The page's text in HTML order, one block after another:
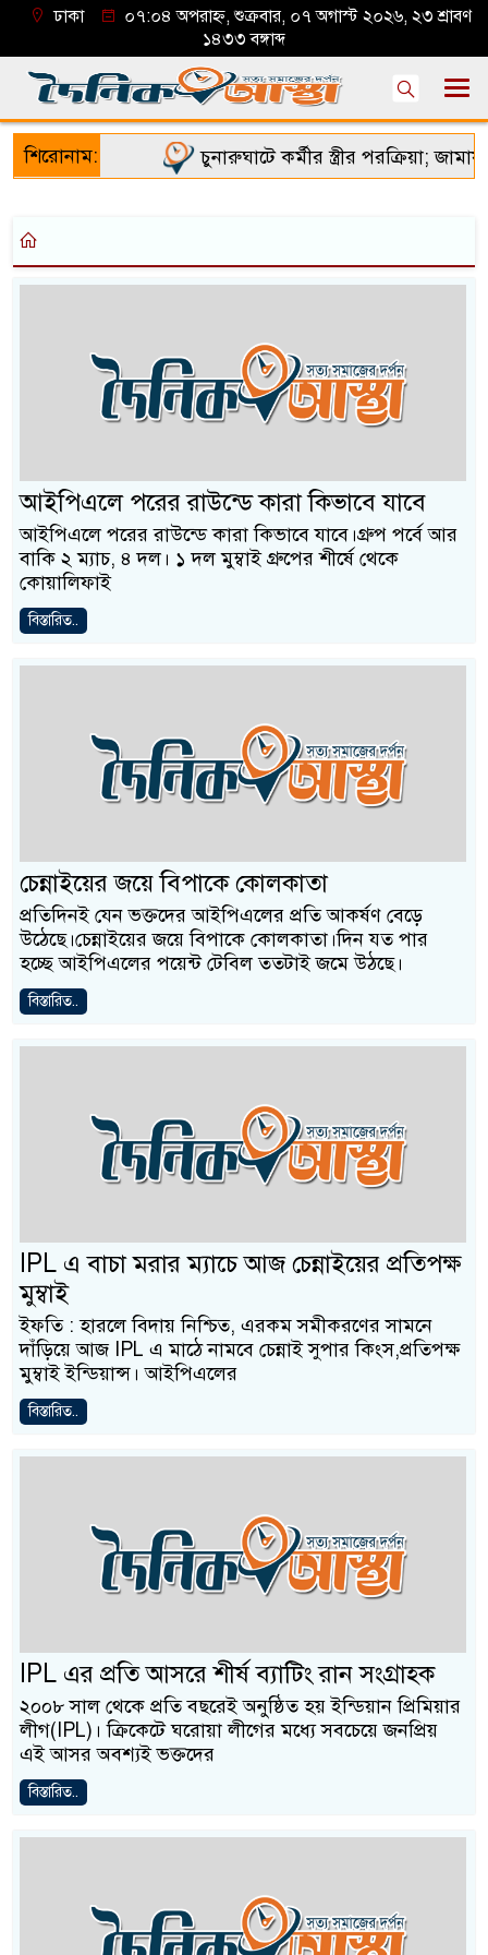
ঢাকা
০৭:০৪ অপরাহ্ন, শুক্রবার, ০৭ অগাস্ট ২০২৬, ২৩ শ্রাবণ
১৪৩৩ বঙ্গাব্দ
শিরোনাম: চুনারুঘাটে কর্মীর স্ত্রীর পরক্রিয়া; জামায়াত
আইপিএলে পরের রাউন্ডে কারা কিভাবে যাবে
আইপিএলে পরের রাউন্ডে কারা কিভাবে যাবে।গ্রুপ পর্বে আর
বাকি ২ ম্যাচ, ৪ দল। ১ দল মুম্বাই গ্রুপের শীর্ষে থেকে
কোয়ালিফাই
বিস্তারিত..
চেন্নাইয়ের জয়ে বিপাকে কোলকাতা
প্রতিদিনই যেন ভক্তদের আইপিএলের প্রতি আকর্ষণ বেড়ে
উঠেছে।চেন্নাইয়ের জয়ে বিপাকে কোলকাতা।দিন যত পার
হচ্ছে আইপিএলের পয়েন্ট টেবিল ততটাই জমে উঠছে।
বিস্তারিত..
IPL এ বাচা মরার ম্যাচে আজ চেন্নাইয়ের প্রতিপক্ষ
মুম্বাই
ইফতি : হারলে বিদায় নিশ্চিত, এরকম সমীকরণের সামনে
দাঁড়িয়ে আজ IPL এ মাঠে নামবে চেন্নাই সুপার কিংস,প্রতিপক্ষ
মুম্বাই ইন্ডিয়ান্স। আইপিএলের
বিস্তারিত..
IPL এর প্রতি আসরে শীর্ষ ব্যাটিং রান সংগ্রাহক
২০০৮ সাল থেকে প্রতি বছরেই অনুষ্ঠিত হয় ইন্ডিয়ান প্রিমিয়ার
লীগ(IPL)। ক্রিকেটে ঘরোয়া লীগের মধ্যে সবচেয়ে জনপ্রিয়
এই আসর অবশ্যই ভক্তদের
বিস্তারিত..